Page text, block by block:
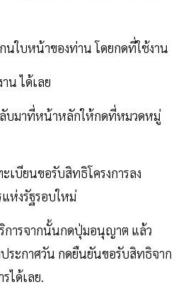
นใบหน้าของท่าน โดยกดที่ใช้งาน
น ได้เลย
บมาที่หน้าหลักให้กดที่หมวดหมู่
เบียนขอรับสิทธิโครงการลง
ห่งรัฐรอบใหม่
การจากนั้นกดปุ่มอนุญาต แล้ว
ระกาศวัน กดยืนยันขอรับสิทธิจาก
ได้เลย.